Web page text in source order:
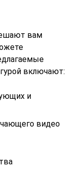
вам
включают:
и
видео